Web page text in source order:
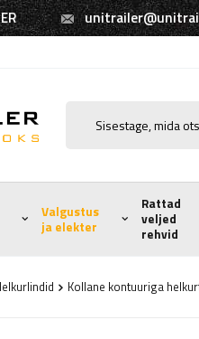
Valgustus
ja elekter
Rattad
veljed
rehvid
Kollane kontuuriga